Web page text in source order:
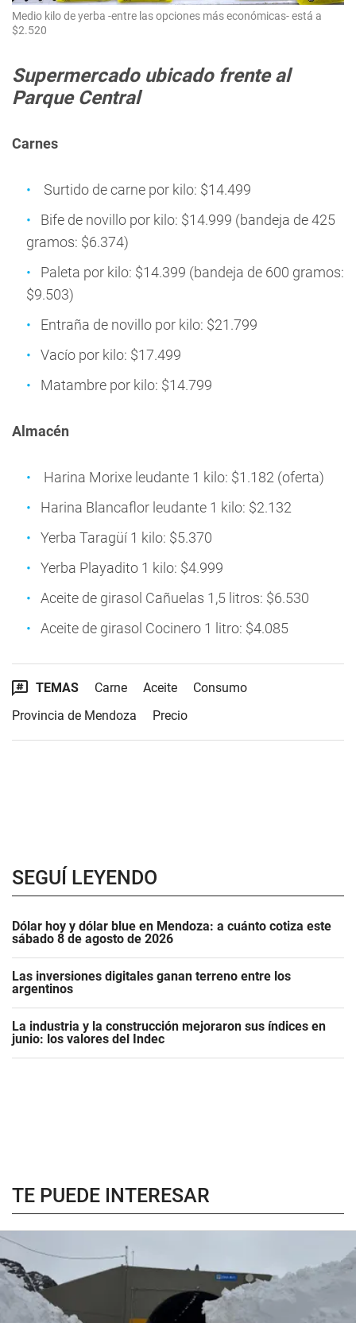
Medio kilo de yerba -entre las opciones más económicas- está a
$2.520
Supermercado ubicado frente al
Parque Central
Carnes
Surtido de carne por kilo: $14.499
Bife de novillo por kilo: $14.999 (bandeja de 425
gramos: $6.374)
Paleta por kilo: $14.399 (bandeja de 600 gramos:
$9.503)
Entraña de novillo por kilo: $21.799
Vacío por kilo: $17.499
Matambre por kilo: $14.799
Almacén
Harina Morixe leudante 1 kilo: $1.182 (oferta)
Harina Blancaflor leudante 1 kilo: $2.132
Yerba Taragüí 1 kilo: $5.370
Yerba Playadito 1 kilo: $4.999
Aceite de girasol Cañuelas 1,5 litros: $6.530
Aceite de girasol Cocinero 1 litro: $4.085
TEMAS Carne Aceite
Consumo
Provincia de Mendoza
Precio
SEGUÍ LEYENDO
Dólar hoy y dólar blue en Mendoza: a cuánto cotiza este
sábado 8 de agosto de 2026
Las inversiones digitales ganan terreno entre los
argentinos
La industria y la construcción mejoraron sus índices en
junio: los valores del Indec
TE PUEDE INTERESAR